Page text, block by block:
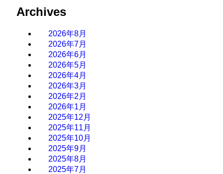
Archives
2026年8月
2026年7月
2026年6月
2026年5月
2026年4月
2026年3月
2026年2月
2026年1月
2025年12月
2025年11月
2025年10月
2025年9月
2025年8月
2025年7月